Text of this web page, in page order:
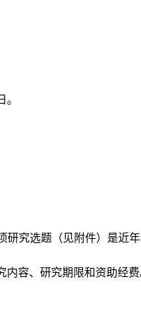
。
究选题（见附件）是近年
内容、研究期限和资助经